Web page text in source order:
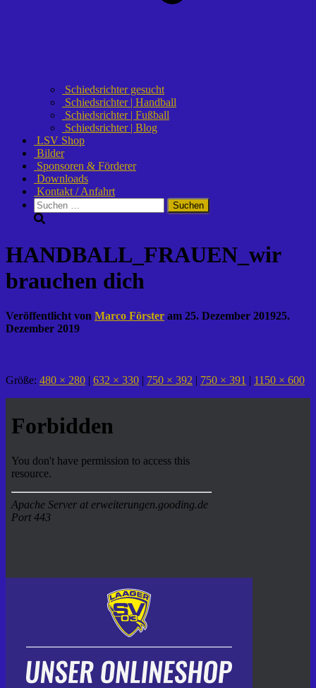
Schiedsrichter gesucht
Schiedsrichter | Handball
Schiedsrichter | Fußball
Schiedsrichter | Blog
LSV Shop
Bilder
Sponsoren & Förderer
Downloads
Kontakt / Anfahrt
Suchen
nach:
HANDBALL_FRAUEN_wir
brauchen dich
Veröffentlicht von Marco Förster am 25. Dezember 201925.
Dezember 2019
Größe: 480 × 280 | 632 × 330 | 750 × 392 | 750 × 391 | 1150 × 600